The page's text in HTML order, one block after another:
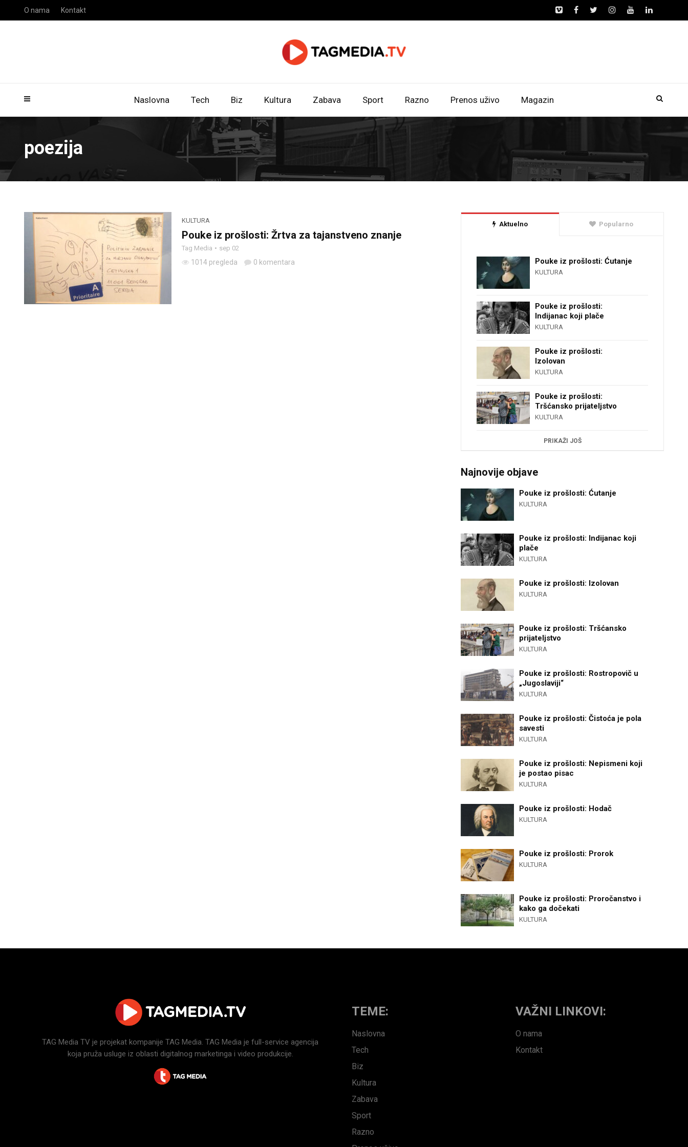
Naslovna Tech Biz Kultura Zabava Sport Razno Prenos uživo Magazin
O nama Kontakt
poezija
KULTURA
Pouke iz prošlosti: Žrtva za tajanstveno znanje
Tag Media sep 02
1014 pregleda 0 komentara
Aktuelno Popularno
Pouke iz prošlosti: Ćutanje
KULTURA
Pouke iz prošlosti:
Indijanac koji plače
KULTURA
Pouke iz prošlosti:
Izolovan
KULTURA
Pouke iz prošlosti:
Tršćansko prijateljstvo
KULTURA
PRIKAŽI JOŠ
Najnovije objave
Pouke iz prošlosti: Ćutanje
KULTURA
Pouke iz prošlosti: Indijanac koji
plače
KULTURA
Pouke iz prošlosti: Izolovan
KULTURA
Pouke iz prošlosti: Tršćansko
prijateljstvo
KULTURA
Pouke iz prošlosti: Rostropovič u
„Jugoslaviji“
KULTURA
Pouke iz prošlosti: Čistoća je pola
savesti
KULTURA
Pouke iz prošlosti: Nepismeni koji
je postao pisac
KULTURA
Pouke iz prošlosti: Hodač
KULTURA
Pouke iz prošlosti: Prorok
KULTURA
Pouke iz prošlosti: Proročanstvo i
kako ga dočekati
KULTURA
TAG Media TV je projekat kompanije TAG Media. TAG Media je full-service agencija
koja pruža usluge iz oblasti digitalnog marketinga i video produkcije.
TEME:
Naslovna
Tech
Biz
Kultura
Zabava
Sport
Razno
VAŽNI LINKOVI:
O nama
Kontakt